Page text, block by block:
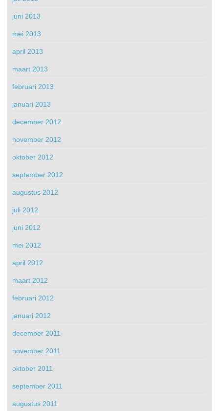
juni 2013
mei 2013
april 2013
maart 2013
februari 2013
januari 2013
december 2012
november 2012
oktober 2012
september 2012
augustus 2012
juli 2012
juni 2012
mei 2012
april 2012
maart 2012
februari 2012
januari 2012
december 2011
november 2011
oktober 2011
september 2011
augustus 2011